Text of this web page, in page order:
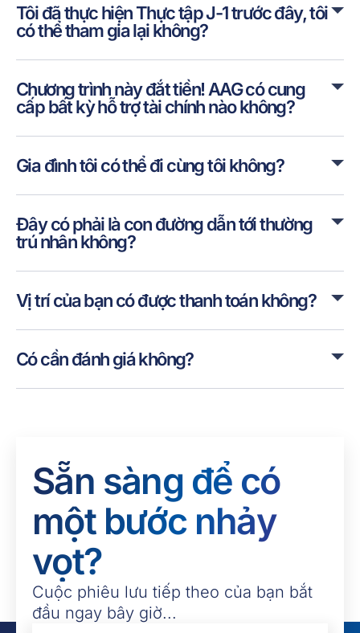
Tôi đã thực hiện Thực tập J-1 trước đây, tôi
có thể tham gia lại không?
Chương trình này đắt tiền! AAG có cung
cấp bất kỳ hỗ trợ tài chính nào không?
Gia đình tôi có thể đi cùng tôi không?
Đây có phải là con đường dẫn tới thường
trú nhân không?
Vị trí của bạn có được thanh toán không?
Có cần đánh giá không?
Sẵn sàng để có
một bước nhảy
vọt?
Cuộc phiêu lưu tiếp theo của bạn bắt
đầu ngay bây giờ...